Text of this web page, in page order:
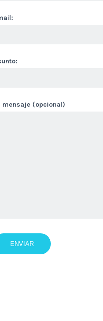
mensaje (opcional)